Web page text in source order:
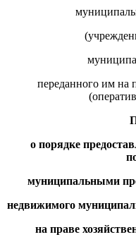
переданного им на
о порядке
муниципальными
недвижимого
на праве